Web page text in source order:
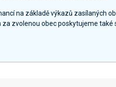
na základě výkazů zasílaných
zvolenou obec poskytujeme